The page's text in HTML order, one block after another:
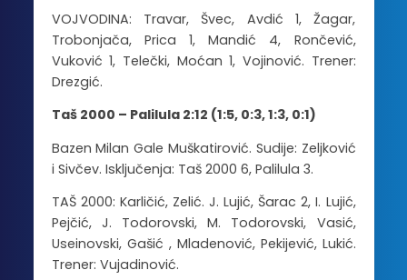
VOJVODINA: Travar, Švec, Avdić 1, Žagar,
Trobonjača, Prica 1, Mandić 4, Rončević,
Vuković 1, Telečki, Moćan 1, Vojinović. Trener:
Drezgić.
Taš 2000 – Palilula 2:12 (1:5, 0:3, 1:3, 0:1)
Bazen Milan Gale Muškatirović. Sudije: Zeljković
i Sivčev. Isključenja: Taš 2000 6, Palilula 3.
TAŠ 2000: Karličić, Zelić. J. Lujić, Šarac 2, I. Lujić,
Pejčić, J. Todorovski, M. Todorovski, Vasić,
Useinovski, Gašić , Mladenović, Pekijević, Lukić.
Trener: Vujadinović.